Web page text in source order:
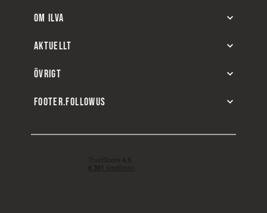
OM ILVA
AKTUELLT
ÖVRIGT
FOOTER.FOLLOWUS